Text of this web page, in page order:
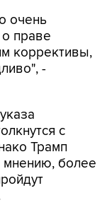
очень
праве
коррективы,
-
с
Трамп
мнению, более